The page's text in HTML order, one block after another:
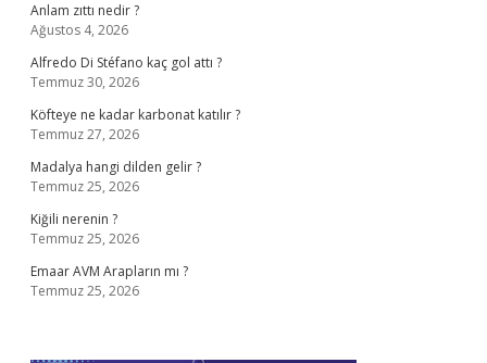
Anlam zıttı nedir ?
Ağustos 4, 2026
Alfredo Di Stéfano kaç gol attı ?
Temmuz 30, 2026
Köfteye ne kadar karbonat katılır ?
Temmuz 27, 2026
Madalya hangi dilden gelir ?
Temmuz 25, 2026
Kiğili nerenin ?
Temmuz 25, 2026
Emaar AVM Arapların mı ?
Temmuz 25, 2026